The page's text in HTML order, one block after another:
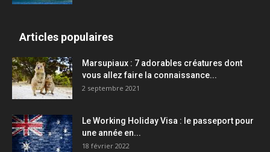
Articles populaires
Marsupiaux : 7 adorables créatures dont
vous allez faire la connaissance...
2 septembre 2021
Le Working Holiday Visa : le passeport pour
une année en...
18 février 2022